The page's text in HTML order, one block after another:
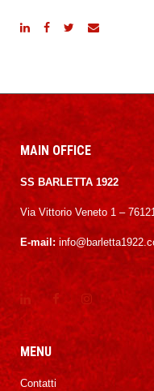
MAIN OFFICE
SS BARLETTA 1922
Via Vittorio Veneto 1 –
E-mail:
MENU
Contatti